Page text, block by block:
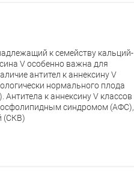
к семейству кальций-
V особенно важна для
антител к аннексину V
нормального плода
к аннексину V классов
синдромом (АФС),
(СКВ)